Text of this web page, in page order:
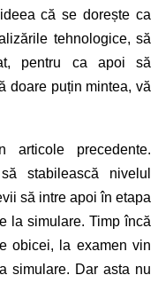
că se dorește ca
tehnologice, să
pentru ca apoi să
doare puțin mintea, vă
precedente.
stabilească nivelul
să intre apoi în etapa
la simulare. Timp încă
obicei, la examen vin
simulare. Dar asta nu